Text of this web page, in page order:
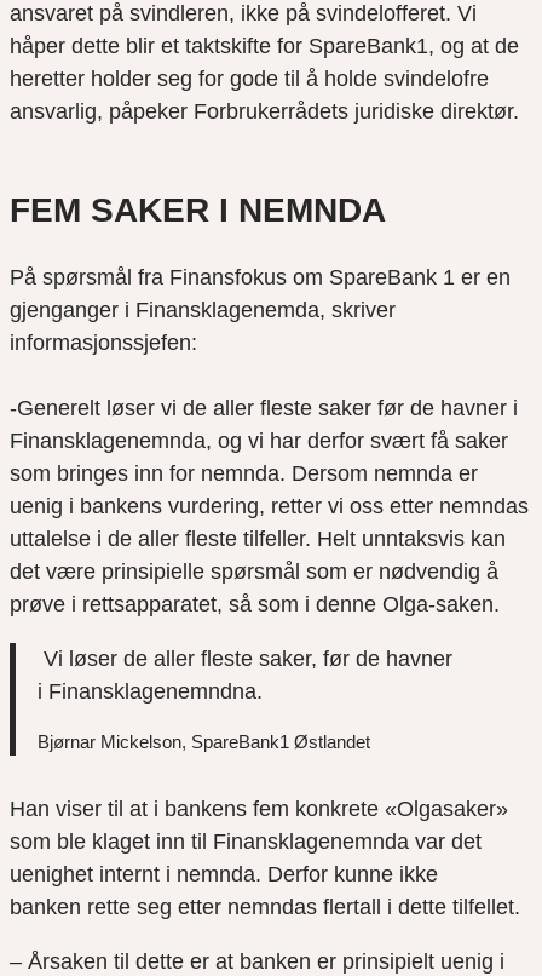
ansvaret på svindleren, ikke på svindelofferet. Vi
håper dette blir et taktskifte for SpareBank1, og at de
heretter holder seg for gode til å holde svindelofre
ansvarlig, påpeker Forbrukerrådets juridiske direktør.
FEM SAKER I NEMNDA
På spørsmål fra Finansfokus om SpareBank 1 er en
gjenganger i Finansklagenemda, skriver
informasjonssjefen:
-Generelt løser vi de aller fleste saker før de havner i
Finansklagenemnda, og vi har derfor svært få saker
som bringes inn for nemnda. Dersom nemnda er
uenig i bankens vurdering, retter vi oss etter nemndas
uttalelse i de aller fleste tilfeller. Helt unntaksvis kan
det være prinsipielle spørsmål som er nødvendig å
prøve i rettsapparatet, så som i denne Olga-saken.
Vi løser de aller fleste saker, før de havner
i Finansklagenemndna.
Bjørnar Mickelson, SpareBank1 Østlandet
Han viser til at i bankens fem konkrete «Olgasaker»
som ble klaget inn til Finansklagenemnda var det
uenighet internt i nemnda. Derfor kunne ikke
banken rette seg etter nemndas flertall i dette tilfellet.
– Årsaken til dette er at banken er prinsipielt uenig i